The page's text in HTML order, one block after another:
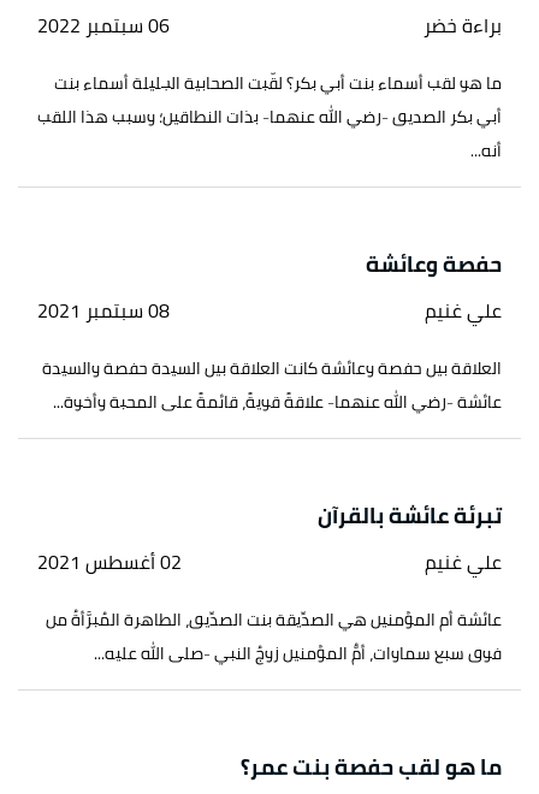
براءة خضر 06 سبتمبر 2022
ما هو لقب أسماء بنت أبي بكر؟ لقّبت الصحابية الجليلة أسماء بنت
أبي بكر الصديق -رضي الله عنهما- بذات النطاقين؛ وسبب هذا اللقب
أنه...
حفصة وعائشة
علي غنيم 08 سبتمبر 2021
العلاقة بين حفصة وعائشة كانت العلاقة بين السيدة حفصة والسيدة
عائشة -رضي الله عنهما- علاقةً قويةً، قائمةً على المحبة وأخوة...
تبرئة عائشة بالقرآن
علي غنيم 02 أغسطس 2021
عائشة أم المؤمنين هي الصدِّيقة بنت الصدِّيق، الطاهرة المُبرَّأةُ من
فوق سبع سماوات، أمُّ المؤمنين زوجُ النبي -صلى الله عليه...
ما هو لقب حفصة بنت عمر؟